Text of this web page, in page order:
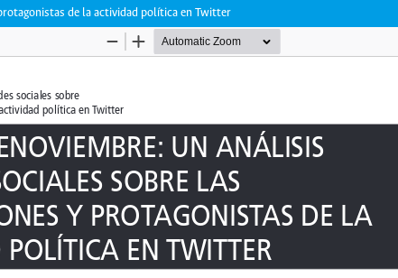
de la actividad política en Twitter